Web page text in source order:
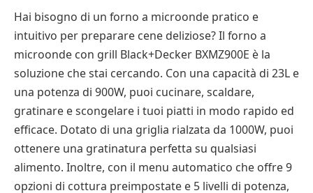
Hai bisogno di un forno a microonde pratico e
intuitivo per preparare cene deliziose? Il forno a
microonde con grill Black+Decker BXMZ900E è la
soluzione che stai cercando. Con una capacità di 23L e
una potenza di 900W, puoi cucinare, scaldare,
gratinare e scongelare i tuoi piatti in modo rapido ed
efficace. Dotato di una griglia rialzata da 1000W, puoi
ottenere una gratinatura perfetta su qualsiasi
alimento. Inoltre, con il menu automatico che offre 9
opzioni di cottura preimpostate e 5 livelli di potenza,